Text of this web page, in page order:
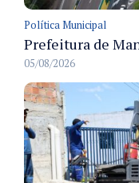
Política Municipal
05/08/2026